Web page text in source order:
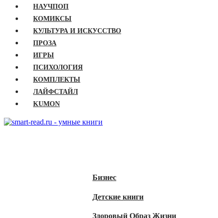
НАУЧПОП
КОМИКСЫ
КУЛЬТУРА И ИСКУССТВО
ПРОЗА
ИГРЫ
ПСИХОЛОГИЯ
КОМПЛЕКТЫ
ЛАЙФСТАЙЛ
KUMON
Бизнес
Детские книги
Здоровый Образ Жизни